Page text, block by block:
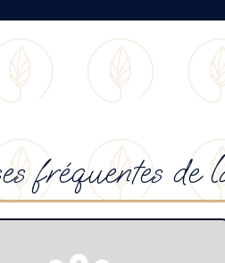
fréquentes de